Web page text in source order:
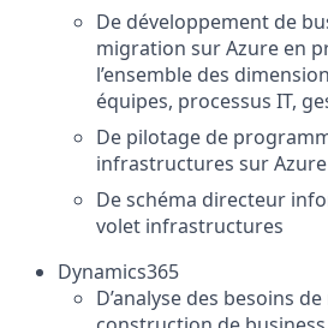
De développement de
migration sur Azure en
l’ensemble des
équipes, processus IT,
De pilotage de
infrastructures sur Azure
De schéma directeur
volet infrastructures
Dynamics365
D’analyse des besoins